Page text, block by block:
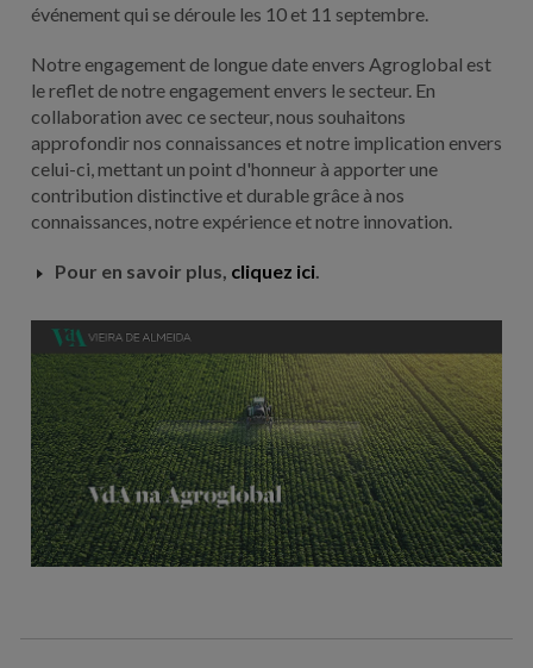
événement qui se déroule les 10 et 11 septembre.
Notre engagement de longue date envers Agroglobal est
le reflet de notre engagement envers le secteur. En
collaboration avec ce secteur, nous souhaitons
approfondir nos connaissances et notre implication envers
celui-ci, mettant un point d'honneur à apporter une
contribution distinctive et durable grâce à nos
connaissances, notre expérience et notre innovation.
Pour en savoir plus, cliquez ici.